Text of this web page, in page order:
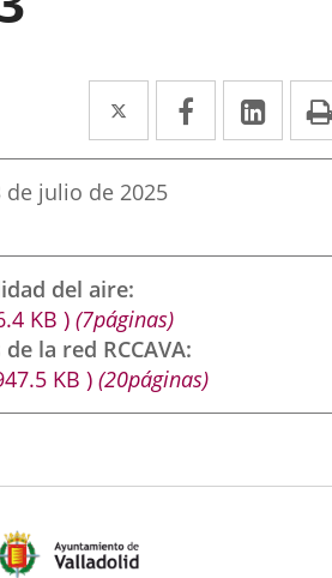
Twitter
Enlace
a
una
externa.
Facebook
Enlace
a
externa.
a
de julio de 2025
del aire
KB ) (7páginas)
la red RCCAVA
KB ) (20páginas)